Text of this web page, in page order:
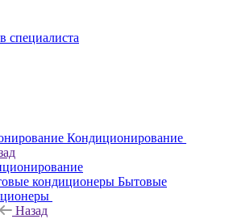
специалиста
Кондиционирование
Бытовые
Назад